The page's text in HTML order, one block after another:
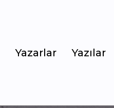
Yazarlar Yazılar